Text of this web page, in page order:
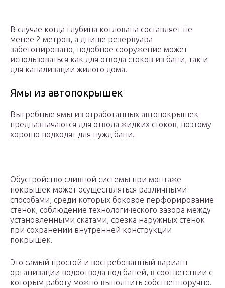
В случае когда глубина котлована составляет не
менее 2 метров, а днище резервуара
забетонировано, подобное сооружение может
использоваться как для отвода стоков из бани, так и
для канализации жилого дома.
Ямы из автопокрышек
Выгребные ямы из отработанных автопокрышек
предназначаются для отвода жидких стоков, поэтому
хорошо подходят для нужд бани.
Обустройство сливной системы при монтаже
покрышек может осуществляться различными
способами, среди которых боковое перфорирование
стенок, соблюдение технологического зазора между
установленными скатами, срезка наружных стенок
при сохранении внутренней конструкции
покрышек.
Это самый простой и востребованный вариант
организации водоотвода под баней, в соответствии с
которым работу можно выполнить собственноручно.